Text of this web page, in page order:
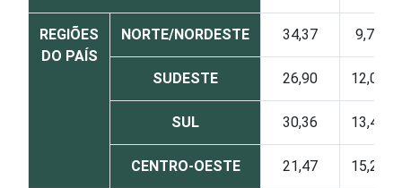
REGIÕES
DO PAÍS
NORTE/NORDESTE 34,37 9,71
SUDESTE 26,90 12,04
SUL 30,36 13,40
CENTRO-OESTE 21,47 15,23